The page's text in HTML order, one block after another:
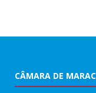
CÂMARA DE